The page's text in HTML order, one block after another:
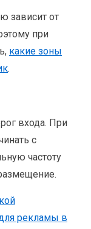
зависит от
при
какие зоны
.
входа. При
с
частоту
рекламы в